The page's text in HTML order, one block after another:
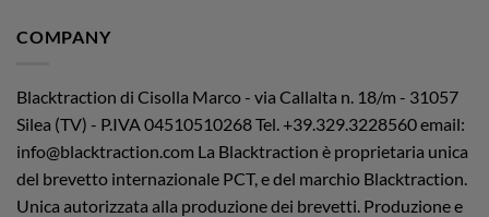
COMPANY
Blacktraction di Cisolla Marco - via Callalta n. 18/m - 31057
Silea (TV) - P.IVA 04510510268Tel. +39.329.3228560 email:
info@blacktraction.com La Blacktraction è proprietaria unica
del brevetto internazionale PCT, e del marchio Blacktraction.
Unica autorizzata alla produzione dei brevetti. Produzione e